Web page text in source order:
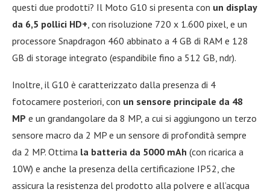
questi due prodotti? Il Moto G10 si presenta con un display
da 6,5 pollici HD+ , con risoluzione 720 x 1.600 pixel, e un
processore Snapdragon 460 abbinato a 4 GB di RAM e 128
GB di storage integrato (espandibile fino a 512 GB, ndr).
Inoltre, il G10 è caratterizzato dalla presenza di 4
fotocamere posteriori, con un sensore principale da 48
MP e un grandangolare da 8 MP, a cui si aggiungono un terzo
sensore macro da 2 MP e un sensore di profondità sempre
da 2 MP. Ottima la batteria da 5000 mAh (con ricarica a
10W) e anche la presenza della certificazione IP52, che
assicura la resistenza del prodotto alla polvere e all’acqua